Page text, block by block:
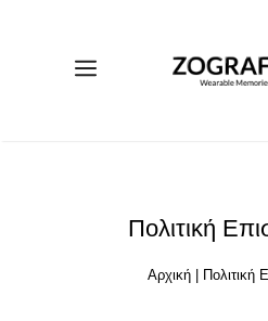
περιεχόμενοΜενού
Πολιτική
Αρχική | Πολιτική